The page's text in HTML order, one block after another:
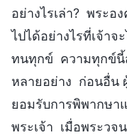
อย่างไรเล่า? พระอ
ไปได้อย่างไรที่เจ้า
ทนทุกข์ ความทุกข์นี้
หลายอย่าง ก่อนอื่น
ยอมรับการพิพากษา
พระเจ้า เมื่อพระวจ